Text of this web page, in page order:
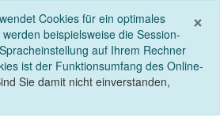
×
Cookies für ein optimales
beispielsweise die Session-
auf Ihrem Rechner
ist der Funktionsumfang des Online-
Sie damit nicht einverstanden,